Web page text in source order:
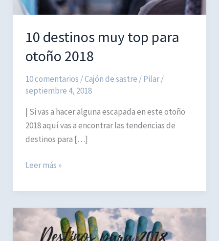
10 destinos muy top para
otoño 2018
10 comentarios /Cajón de sastre /Pilar/
septiembre 4, 2018
| Si vas a hacer alguna escapada en este otoño
2018 aquí vas a encontrar las tendencias de
destinos para […]
10
muy
top
para
otoño
Leer más »